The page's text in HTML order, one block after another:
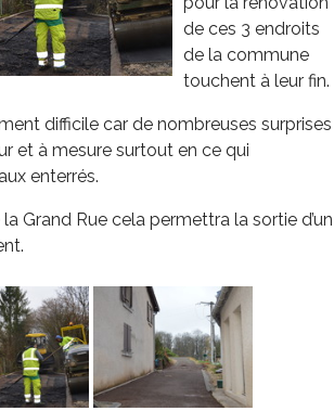
de ces 3 endroits
de la commune
touchent à leur fin.
difficile car de nombreuses surprises
et à mesure surtout en ce qui
enterrés.
Grand Rue cela permettra la sortie d’un